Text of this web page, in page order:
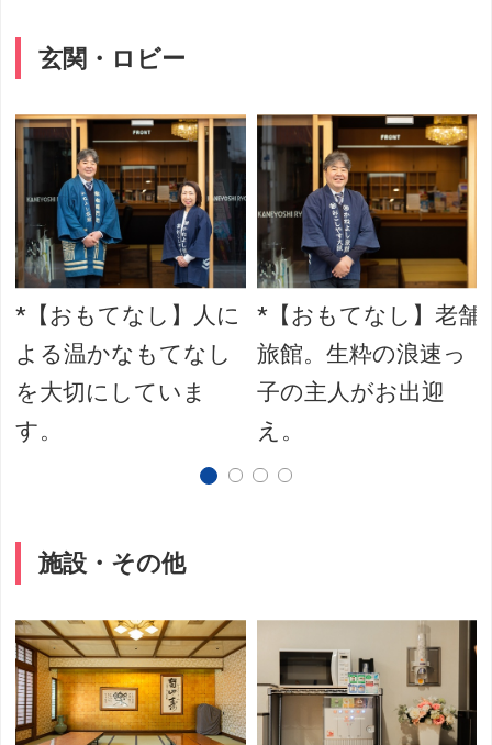
玄関・ロビー
*【おもてなし】人に
よる温かなもてなし
を大切にしていま
す。
*【おもてなし】老舗
旅館。生粋の浪速っ
子の主人がお出迎
え。
施設・その他